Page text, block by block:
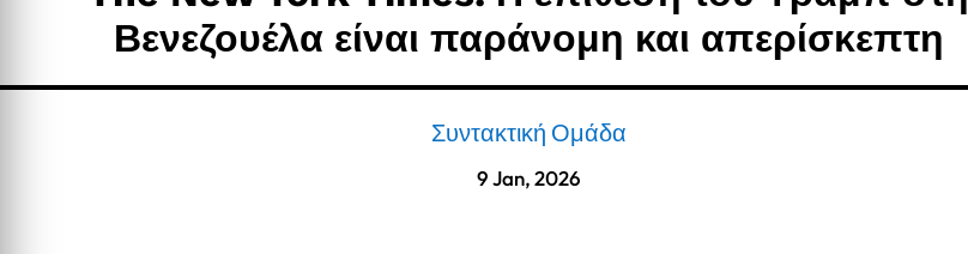
Βενεζουέλα είναι παράνομη και απερίσκεπτη
Συντακτική Ομάδα
9 Jan, 2026